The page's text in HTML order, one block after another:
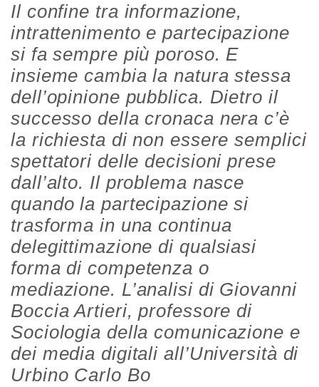
Il confine tra informazione,
intrattenimento e partecipazione
si fa sempre più poroso. E
insieme cambia la natura stessa
dell’opinione pubblica. Dietro il
successo della cronaca nera c’è
la richiesta di non essere semplici
spettatori delle decisioni prese
dall’alto. Il problema nasce
quando la partecipazione si
trasforma in una continua
delegittimazione di qualsiasi
forma di competenza o
mediazione. L’analisi di Giovanni
Boccia Artieri, professore di
Sociologia della comunicazione e
dei media digitali all’Università di
Urbino Carlo Bo